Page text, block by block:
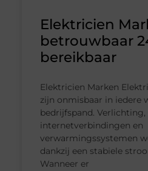
Elektricien
betrouwbaar
bereikbaar
Elektricien Marken
zijn onmisbaar in iedere
bedrijfspand.
internetverbindingen en
verwarmingssystemen
dankzij een stabiele
Wanneer er